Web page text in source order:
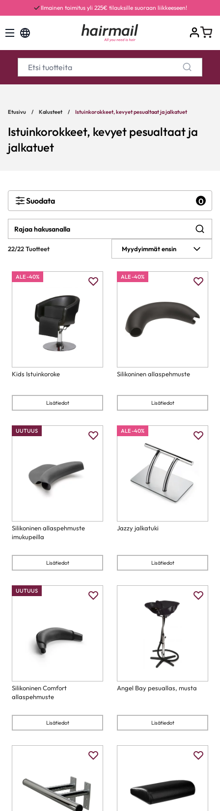
Ilmainen toimitus yli 225€ tilauksille suoraan liikkeeseen!
Etusivu / Kalusteet / Istuinkorokkeet, kevyet pesualtaat ja jalkatuet
Istuinkorokkeet, kevyet pesualtaat ja
jalkatuet
Suodata 0
22/22 Tuotteet Myydyimmät ensin
Kids Istuinkoroke
ALE -40%
Lisätiedot
Silikoninen allaspehmuste
ALE -40%
Lisätiedot
Silikoninen allaspehmuste
imukupeilla
UUTUUS
Lisätiedot
Jazzy jalkatuki
ALE -40%
Lisätiedot
Silikoninen Comfort
allaspehmuste
UUTUUS
Lisätiedot
Angel Bay pesuallas, musta
Lisätiedot